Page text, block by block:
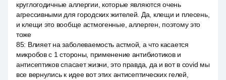
круглогодичные аллергии, которые являются очень
агрессивными для городских жителей. Да, клещи и плесень,
и клещи это вообще астмогенные, аллерген, поэтому это
тоже
85: Влияет на заболеваемость астмой, а что касается
микробов с 1 стороны, применение антибиотиков и
антисептиков спасает жизни, это правда, да и вот в covid мы
все вернулись к идее вот этих антисептических гелей,